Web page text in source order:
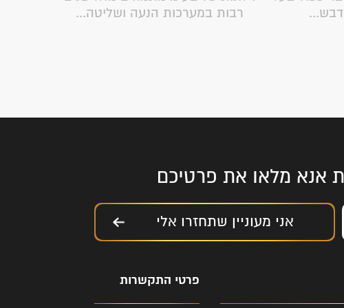
רבות במערכות הנעה ושליטה...
אנא מלאו את פרטיכם
אני מעוניין שתחזרו אלי
פרטי התקשרות